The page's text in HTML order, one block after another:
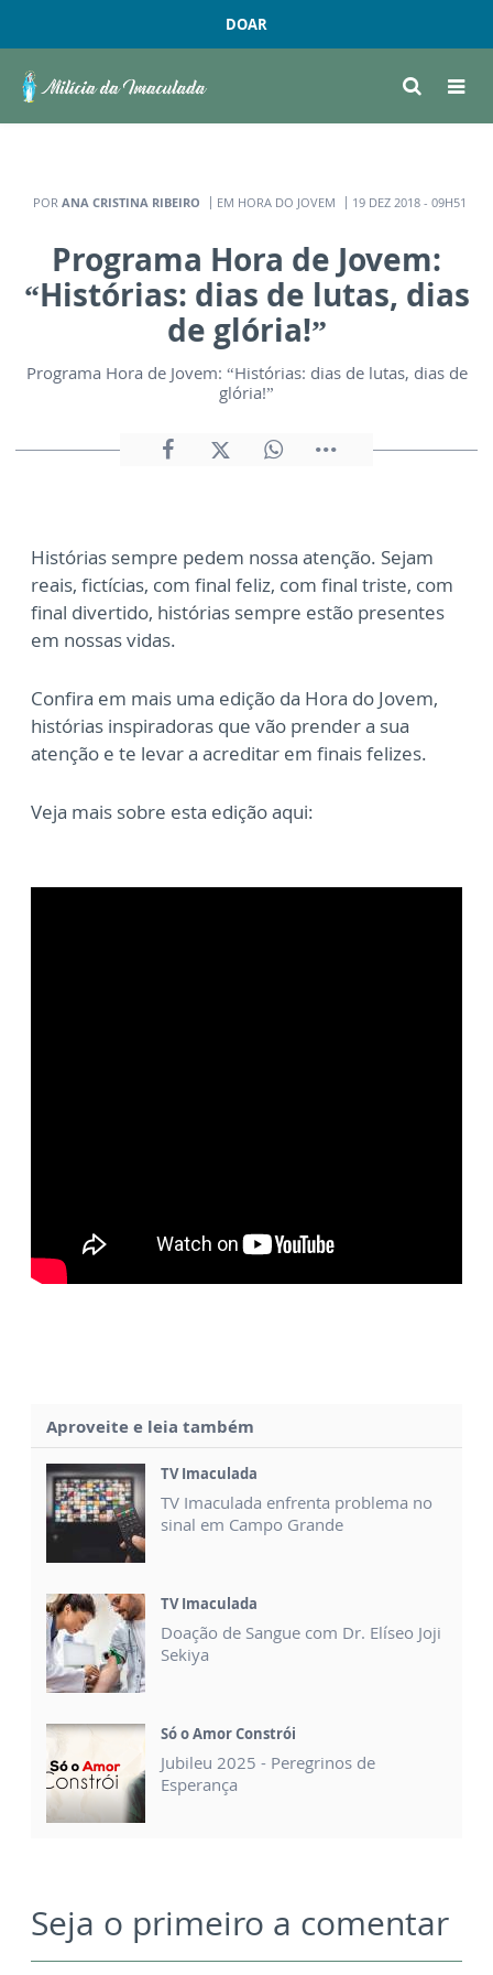
DOAR
POR ANA CRISTINA RIBEIRO EM HORA DO JOVEM 19 DEZ 2018 - 09H51
Programa Hora de Jovem:
“Histórias: dias de lutas, dias
de glória!”
Programa Hora de Jovem: “Histórias: dias de lutas, dias de
glória!”
Histórias sempre pedem nossa atenção. Sejam
reais, fictícias, com final feliz, com final triste, com
final divertido, histórias sempre estão presentes
em nossas vidas.
Confira em mais uma edição da Hora do Jovem,
histórias inspiradoras que vão prender a sua
atenção e te levar a acreditar em finais felizes.
Veja mais sobre esta edição aqui:
Aproveite e leia também
TV Imaculada
TV Imaculada enfrenta problema no
sinal em Campo Grande
TV Imaculada
Doação de Sangue com Dr. Elíseo Joji
Sekiya
Só o Amor Constrói
Jubileu 2025 - Peregrinos de
Esperança
Seja o primeiro a comentar